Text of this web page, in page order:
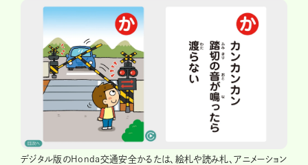
デジタル版のHonda交通安全かるたは、絵札や読み札、アニメーション